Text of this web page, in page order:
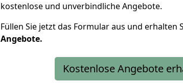
kostenlose und unverbindliche Angebote.
Füllen Sie jetzt das Formular aus und erhalten
Angebote.
Kostenlose Angebote